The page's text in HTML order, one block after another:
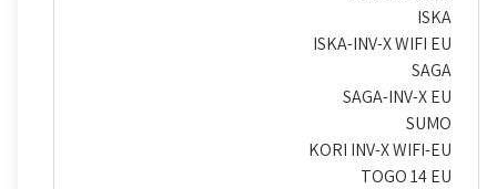
ISKA
ISKA-INV-X WIFI EU
SAGA
SAGA-INV-X EU
SUMO
KORI INV-X WIFI-EU
TOGO 14 EU